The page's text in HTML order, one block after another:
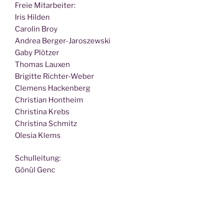
Freie Mit­ar­bei­ter:
Iris Hilden
Caro­lin Broy
Andrea Berger-Jaroszewski
Gaby Plötzer
Tho­mas Lauxen
Bri­git­te Richter-Weber
Cle­mens Hackenberg
Chris­ti­an Hontheim
Chris­ti­na Krebs
Chris­ti­na Schmitz
Ole­sia Klems
Schul­lei­tung:
Gönül Genc